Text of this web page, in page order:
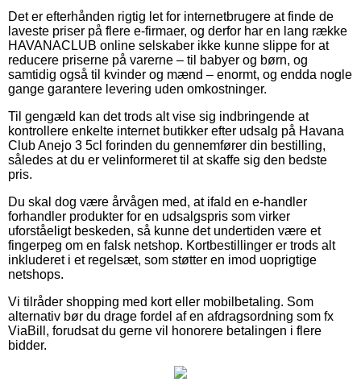
Det er efterhånden rigtig let for internetbrugere at finde de
laveste priser på flere e-firmaer, og derfor har en lang række
HAVANACLUB online selskaber ikke kunne slippe for at
reducere priserne på varerne – til babyer og børn, og
samtidig også til kvinder og mænd – enormt, og endda nogle
gange garantere levering uden omkostninger.
Til gengæld kan det trods alt vise sig indbringende at
kontrollere enkelte internet butikker efter udsalg på Havana
Club Anejo 3 5cl forinden du gennemfører din bestilling,
således at du er velinformeret til at skaffe sig den bedste
pris.
Du skal dog være årvågen med, at ifald en e-handler
forhandler produkter for en udsalgspris som virker
uforståeligt beskeden, så kunne det undertiden være et
fingerpeg om en falsk netshop. Kortbestillinger er trods alt
inkluderet i et regelsæt, som støtter en imod uoprigtige
netshops.
Vi tilråder shopping med kort eller mobilbetaling. Som
alternativ bør du drage fordel af en afdragsordning som fx
ViaBill, forudsat du gerne vil honorere betalingen i flere
bidder.